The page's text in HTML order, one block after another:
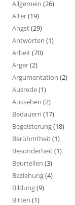
Allgemein (26)
Alter(19)
Angst(29)
Antworten (1)
Arbeit(70)
Ärger(2)
Argumentation (2)
Ausrede(1)
Aussehen (2)
Bedauern (17)
Begeisterung(18)
Berühmtheit(1)
Besonderheit(1)
Beurteilen (3)
Beziehung(4)
Bildung(9)
Bitten (1)